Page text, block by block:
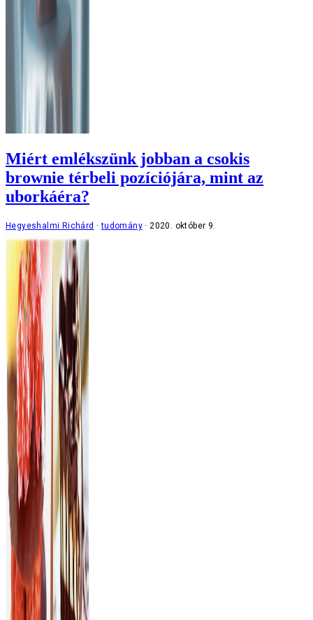
Miért emlékszünk jobban a csokis
brownie térbeli pozíciójára, mint az
uborkáéra?
Hegyeshalmi Richárd tudomány 2020. október 9.